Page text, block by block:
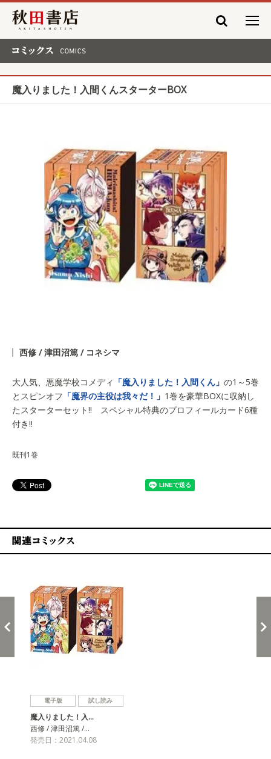
秋田書店
魔入りました！入間くんスターターBOX
西修 / 津田沼篤 / コネシマ
大人気、悪魔学校コメディ 「魔入りました！入間くん」 の1～5巻
とスピンオフ 「魔界の主役は我々だ！」 1巻を豪華BOXに収納し
たスターターセット!! スペシャル特典のプロフィールカード6種
付き!!
既刊1巻
電子版 試し読み
魔入りました！入…
西修 / 津田沼篤 /…
発売日：2021.04.08